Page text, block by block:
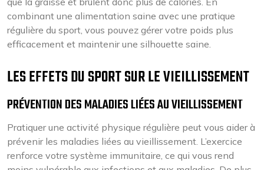
combinant une alimentation saine avec une pratique
régulière du sport, vous pouvez gérer votre poids plus
efficacement et maintenir une silhouette saine.
LES EFFETS DU SPORT SUR LE VIEILLISSEMENT
PRÉVENTION DES MALADIES LIÉES AU VIEILLISSEMENT
Pratiquer une activité physique régulière peut vous aider à
prévenir les maladies liées au vieillissement. L’exercice
renforce votre système immunitaire, ce qui vous rend